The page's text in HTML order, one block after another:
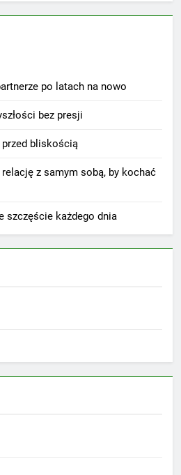
po latach na nowo
bez presji
bliskością
z samym sobą, by kochać
szczęście każdego dnia